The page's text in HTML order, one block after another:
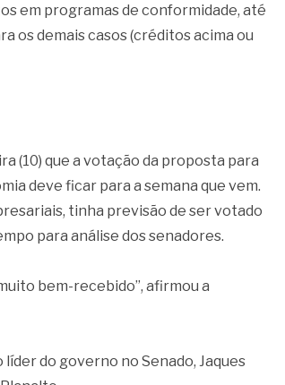
em programas de conformidade, até
os demais casos (créditos acima ou
(10) que a votação da proposta para
deve ficar para a semana que vem.
tinha previsão de ser votado
para análise dos senadores.
bem-recebido”, afirmou a
líder do governo no Senado, Jaques